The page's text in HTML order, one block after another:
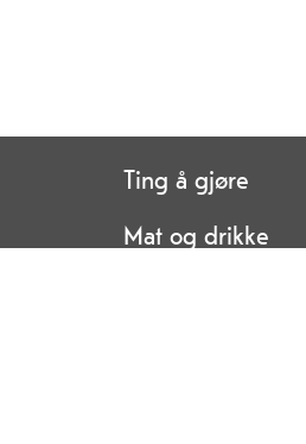
Ting å gjøre
Mat og drikke